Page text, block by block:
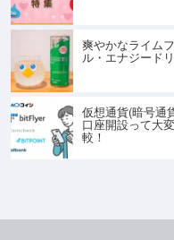
爽やかなライム
ル・エナジード
仮想通貨(暗号通
口座開設って大
較！